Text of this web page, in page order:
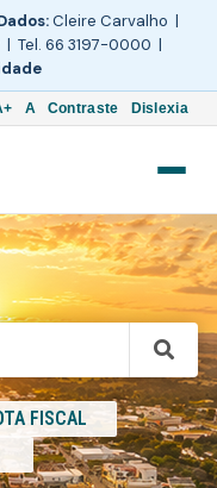
Cleire Carvalho |
| Tel. 66 3197-0000 |
A Contraste Dislexia
FISCAL